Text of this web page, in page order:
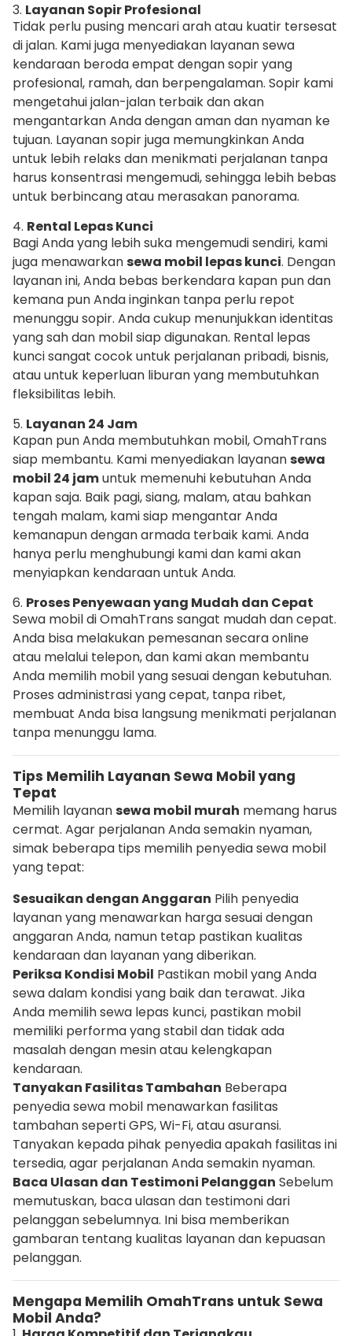
3. Layanan Sopir Profesional
Tidak perlu pusing mencari arah atau kuatir tersesat
di jalan. Kami juga menyediakan layanan sewa
kendaraan beroda empat dengan sopir yang
profesional, ramah, dan berpengalaman. Sopir kami
mengetahui jalan-jalan terbaik dan akan
mengantarkan Anda dengan aman dan nyaman ke
tujuan. Layanan sopir juga memungkinkan Anda
untuk lebih relaks dan menikmati perjalanan tanpa
harus konsentrasi mengemudi, sehingga lebih bebas
untuk berbincang atau merasakan panorama.
4. Rental Lepas Kunci
Bagi Anda yang lebih suka mengemudi sendiri, kami
juga menawarkansewa mobil lepas kunci. Dengan
layanan ini, Anda bebas berkendara kapan pun dan
kemana pun Anda inginkan tanpa perlu repot
menunggu sopir. Anda cukup menunjukkan identitas
yang sah dan mobil siap digunakan. Rental lepas
kunci sangat cocok untuk perjalanan pribadi, bisnis,
atau untuk keperluan liburan yang membutuhkan
fleksibilitas lebih.
5. Layanan 24 Jam
Kapan pun Anda membutuhkan mobil, OmahTrans
siap membantu. Kami menyediakan layanansewa
mobil 24 jamuntuk memenuhi kebutuhan Anda
kapan saja. Baik pagi, siang, malam, atau bahkan
tengah malam, kami siap mengantar Anda
kemanapun dengan armada terbaik kami. Anda
hanya perlu menghubungi kami dan kami akan
menyiapkan kendaraan untuk Anda.
6. Proses Penyewaan yang Mudah dan Cepat
Sewa mobil di OmahTrans sangat mudah dan cepat.
Anda bisa melakukan pemesanan secara online
atau melalui telepon, dan kami akan membantu
Anda memilih mobil yang sesuai dengan kebutuhan.
Proses administrasi yang cepat, tanpa ribet,
membuat Anda bisa langsung menikmati perjalanan
tanpa menunggu lama.
Tips Memilih Layanan Sewa Mobil yang
Tepat
Memilih layanansewa mobil murah memang harus
cermat. Agar perjalanan Anda semakin nyaman,
simak beberapa tips memilih penyedia sewa mobil
yang tepat:
Sesuaikan dengan Anggaran Pilih penyedia
layanan yang menawarkan harga sesuai dengan
anggaran Anda, namun tetap pastikan kualitas
kendaraan dan layanan yang diberikan.
Periksa Kondisi Mobil Pastikan mobil yang Anda
sewa dalam kondisi yang baik dan terawat. Jika
Anda memilih sewa lepas kunci, pastikan mobil
memiliki performa yang stabil dan tidak ada
masalah dengan mesin atau kelengkapan
kendaraan.
Tanyakan Fasilitas Tambahan Beberapa
penyedia sewa mobil menawarkan fasilitas
tambahan seperti GPS, Wi-Fi, atau asuransi.
Tanyakan kepada pihak penyedia apakah fasilitas ini
tersedia, agar perjalanan Anda semakin nyaman.
Baca Ulasan dan Testimoni Pelanggan Sebelum
memutuskan, baca ulasan dan testimoni dari
pelanggan sebelumnya. Ini bisa memberikan
gambaran tentang kualitas layanan dan kepuasan
pelanggan.
Mengapa Memilih OmahTrans untuk Sewa
Mobil Anda?